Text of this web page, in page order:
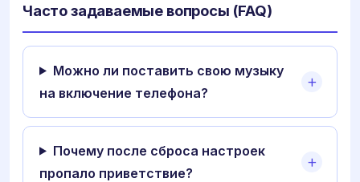
Часто задаваемые вопросы (FAQ)
Можно ли поставить свою музыку
на включение телефона?
Почему после сброса настроек
пропало приветствие?